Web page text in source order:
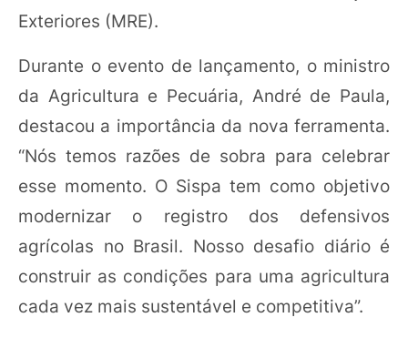
Exteriores (MRE).
Durante o evento de lançamento, o ministro
da Agricultura e Pecuária, André de Paula,
destacou a importância da nova ferramenta.
“Nós temos razões de sobra para celebrar
esse momento. O Sispa tem como objetivo
modernizar o registro dos defensivos
agrícolas no Brasil. Nosso desafio diário é
construir as condições para uma agricultura
cada vez mais sustentável e competitiva”.